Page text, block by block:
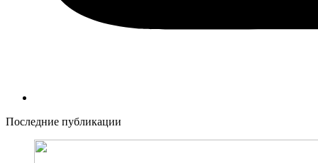
Последние публикации